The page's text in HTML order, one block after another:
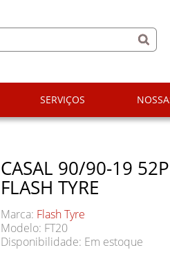
SERVIÇOS
CASAL 90/90-19
FLASH TYRE
Marca: Flash Tyre
Modelo: FT20
Disponibilidade: Em estoque